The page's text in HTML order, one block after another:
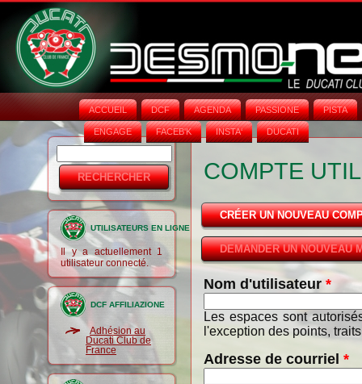
ACCUEIL DCF AGENDA PASSIONE PISTA
ENGAGE FACEB'K INSTA‘ DUCATI
Formulaire
de
recherche
UTILISATEURS EN LIGNE
Il y a actuellement 1
utilisateur connecté.
DCF AFFILIAZIONE
Adhésion au
Ducati Club de
France
COMPTE
CRÉER UN NOUVEAU
DEMANDER UN NOUVEAU
Nom d'utilisateur *
Les espaces sont
l'exception des points,
Adresse de courriel *